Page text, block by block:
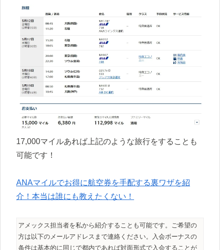
17,000マイルあれば上記のような旅行をすることも
可能です！
ANAマイルでお得に航空券を手配する裏ワザを紹
介！本当は誰にも教えたくない！
アメックス担当者を私から紹介することも可能です。ご希望の
方は以下のメールアドレスまで連絡ください。入会ボーナスの
条件は基本的に同じで都内であれば対面形式で入会することが